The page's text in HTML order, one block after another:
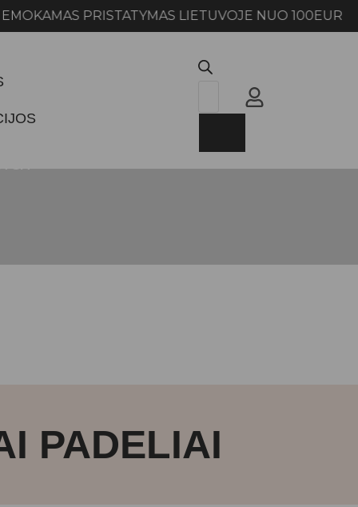
PRISTATYMAS LIETUVOJE NUO 100EUR
PADELIAI